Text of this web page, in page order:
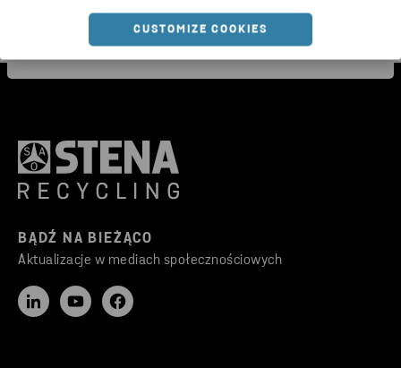
CUSTOMIZE COOKIES
BĄDŹ NA BIEŻĄCO
Aktualizacje w mediach społecznościowych